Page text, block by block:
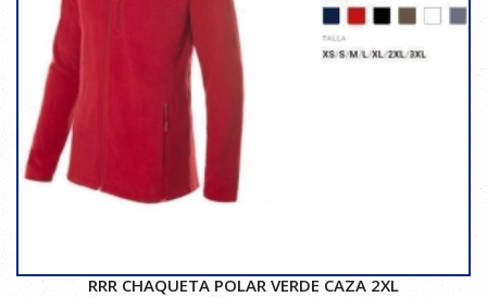
RRR CHAQUETA POLAR VERDE CAZA 2XL